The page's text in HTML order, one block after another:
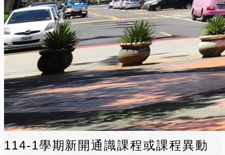
114-1學期新開通識課程或課程異動